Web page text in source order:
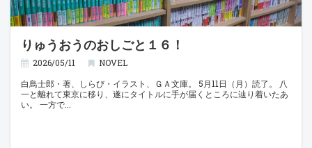
りゅうおうのおしごと１６！
2026/05/11
NOVEL
白鳥士郎・著、しらび・イラスト、ＧＡ文庫。 5月11日（月）読了。 八
一と離れて東京に移り、遂にタイトルに手が届くところに辿り着いたあ
い。 一方で